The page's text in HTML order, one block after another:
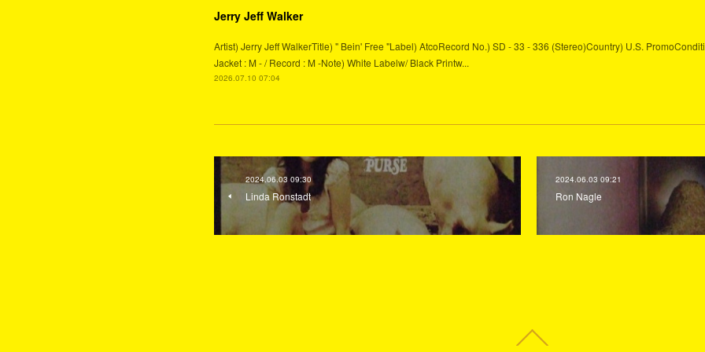
Jerry Jeff Walker
Artist) Jerry Jeff WalkerTitle) " Bein' Free "Label) AtcoRecord No.) SD - 33 - 336 (Stereo)Country) U.S.
Jacket : M - / Record : M -Note) White Labelw/ Black Printw...
2026.07.10 07:04
2024.06.03 09:30
Linda Ronstadt
2024.06.03 09:21
Ron Nagle